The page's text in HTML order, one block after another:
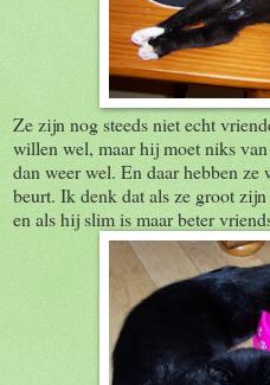
Ze zijn nog steeds niet echt
willen wel, maar hij moet niks
dan weer wel. En daar hebben ze
beurt. Ik denk dat als ze groot
en als hij slim is maar beter